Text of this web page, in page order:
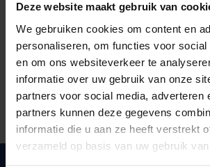
Deze website maakt gebruik van
We gebruiken cookies om content en
personaliseren, om functies voor social
en om ons websiteverkeer te
informatie over uw gebruik van onze
partners voor social media, adverteren
partners kunnen deze gegevens
informatie die u aan ze heeft verstrekt
verzameld op basis van uw gebruik